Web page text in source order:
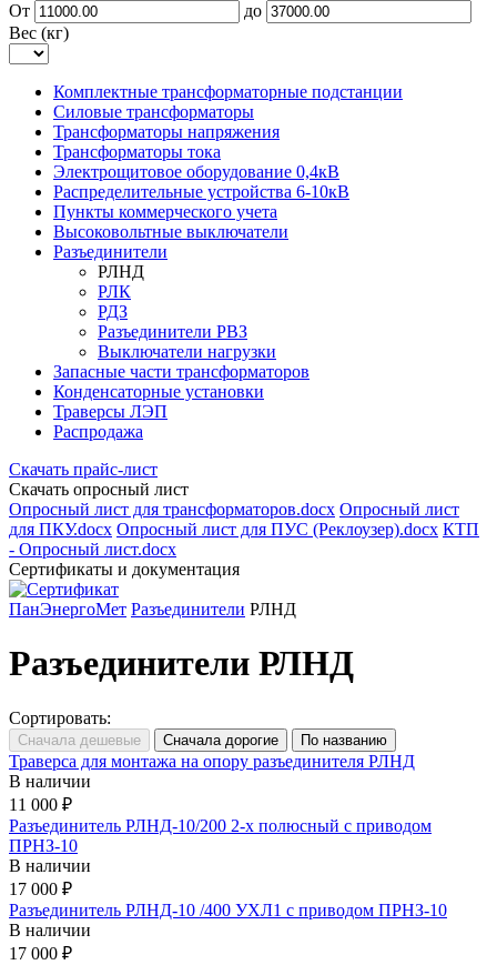
От
до
Вес (кг)
Комплектные трансформаторные подстанции
Силовые трансформаторы
Трансформаторы напряжения
Трансформаторы тока
Электрощитовое оборудование 0,4кВ
Распределительные устройства 6-10кВ
Пункты коммерческого учета
Высоковольтные выключатели
Разъединители
РЛНД
РЛК
РДЗ
Разъединители РВЗ
Выключатели нагрузки
Запасные части трансформаторов
Конденсаторные установки
Траверсы ЛЭП
Распродажа
Скачать прайс-лист
Скачать опросный лист
Опросный лист для трансформаторов.docx Опросный лист
для ПКУ.docx Опросный лист для ПУС (Реклоузер).docx КТП
- Опросный лист.docx
Сертификаты и документация
ПанЭнергоМет Разъединители РЛНД
Разъединители РЛНД
Сортировать:
Траверса для монтажа на опору разъединителя РЛНД
В наличии
11 000 ₽
Разъединитель РЛНД-10/200 2-х полюсный с приводом
ПРНЗ-10
В наличии
17 000 ₽
Разъединитель РЛНД-10 /400 УХЛ1 с приводом ПРНЗ-10
В наличии
17 000 ₽